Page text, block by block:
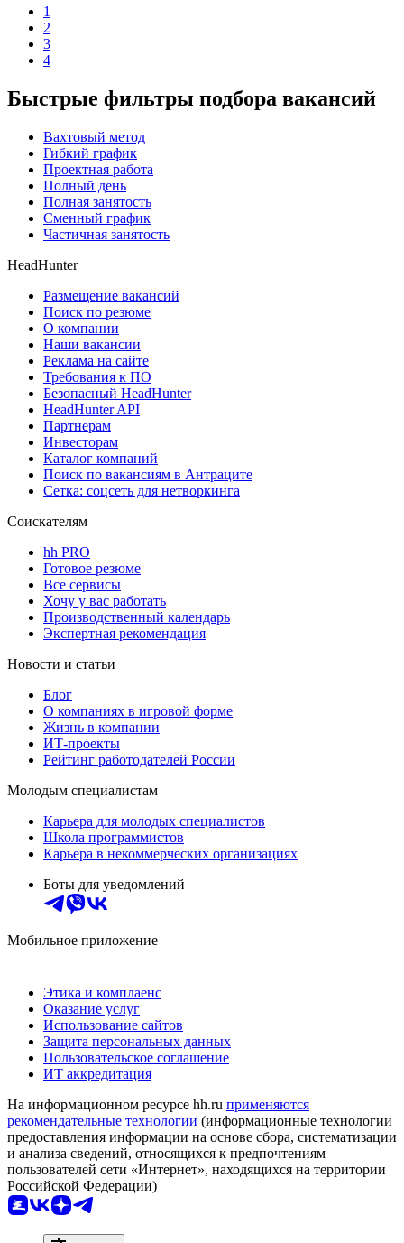
1
2
3
4
Быстрые фильтры подбора вакансий
Вахтовый метод
Гибкий график
Проектная работа
Полный день
Полная занятость
Сменный график
Частичная занятость
HeadHunter
Размещение вакансий
Поиск по резюме
О компании
Наши вакансии
Реклама на сайте
Требования к ПО
Безопасный HeadHunter
HeadHunter API
Партнерам
Инвесторам
Каталог компаний
Поиск по вакансиям в Антраците
Сетка: соцсеть для нетворкинга
Соискателям
hh PRO
Готовое резюме
Все сервисы
Хочу у вас работать
Производственный календарь
Экспертная рекомендация
Новости и статьи
Блог
О компаниях в игровой форме
Жизнь в компании
ИТ-проекты
Рейтинг работодателей России
Молодым специалистам
Карьера для молодых специалистов
Школа программистов
Карьера в некоммерческих организациях
Боты для уведомлений
Мобильное приложение
Этика и комплаенс
Оказание услуг
Использование сайтов
Защита персональных данных
Пользовательское соглашение
ИТ аккредитация
На информационном ресурсе hh.ru применяются
рекомендательные технологии (информационные технологии
предоставления информации на основе сбора, систематизации
и анализа сведений, относящихся к предпочтениям
пользователей сети «Интернет», находящихся на территории
Российской Федерации)